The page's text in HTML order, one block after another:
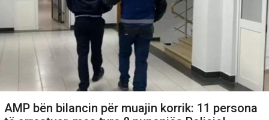
AMP bën bilancin për muajin korrik: 11 persona